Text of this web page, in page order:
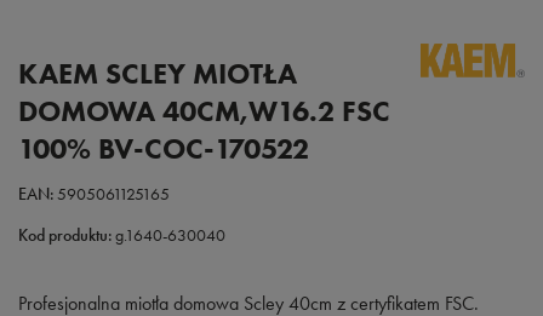
KAEM SCLEY MIOTŁA
DOMOWA 40CM,W16.2 FSC
100% BV-COC-170522
EAN:5905061125165
Kod produktu:g.1640-630040
Profesjonalna miotła domowa Scley 40cm z certyfikatem FSC.